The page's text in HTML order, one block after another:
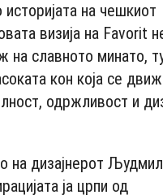
на чешкиот
визија на Favorit
на славното минато,
кон која се
одржливост и
на дизајнерот Људмил
ја црпи од